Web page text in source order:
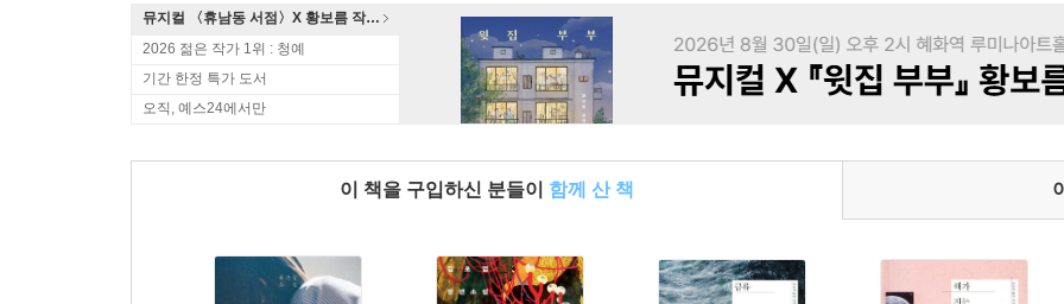
뮤지컬 〈휴남동 서점〉X 황보름 작가 북토크
2026 젊은 작가 1위 : 청예
기간 한정 특가 도서
오직, 예스24에서만
이 책을 구입하신 분들이 함께 산 책